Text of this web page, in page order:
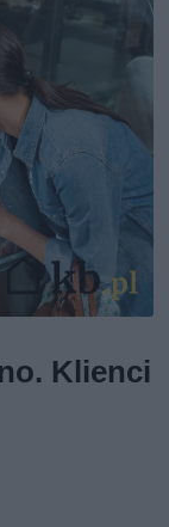
Klienci